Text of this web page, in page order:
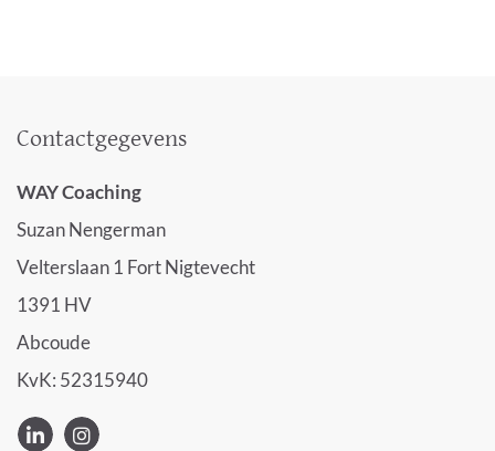
Contactgegevens
WAY Coaching
Suzan Nengerman
Velterslaan 1 Fort Nigtevecht
1391 HV
Abcoude
KvK: 52315940